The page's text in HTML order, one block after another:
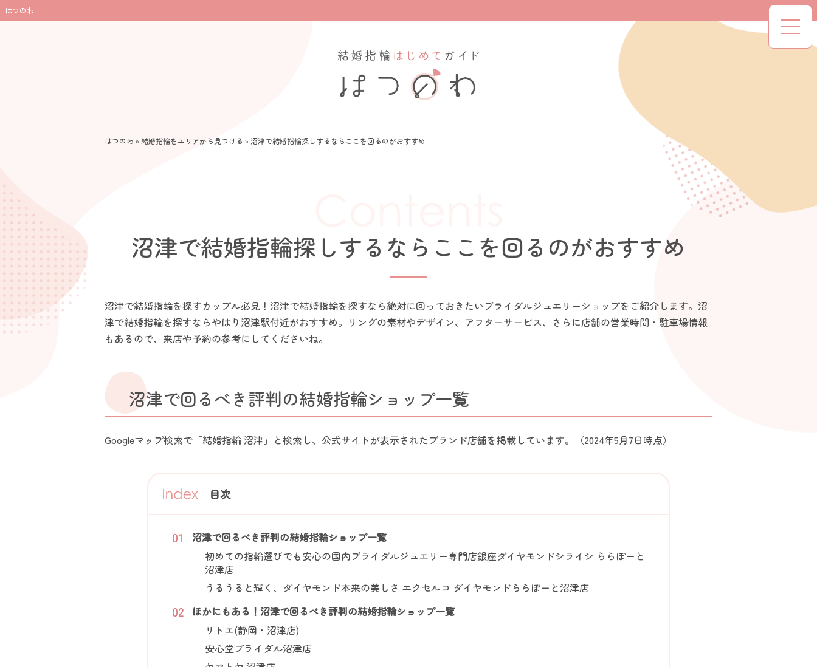
はつのわ
はつのわ »結婚指輪をエリアから見つける »沼津で結婚指輪探しするならここを回るのがおすすめ
沼津で結婚指輪探しするならここを回るのがおすすめ
沼津で結婚指輪を探すカップル必見！沼津で結婚指輪を探すなら絶対に回っておきたいブライダルジュエリーショップをご紹介します。沼
津で結婚指輪を探すならやはり沼津駅付近がおすすめ。リングの素材やデザイン、アフターサービス、さらに店舗の営業時間・駐車場情報
もあるので、来店や予約の参考にしてくださいね。
沼津で回るべき評判の結婚指輪ショップ一覧
Googleマップ検索で「結婚指輪 沼津」と検索し、公式サイトが表示されたブランド店舗を掲載しています。（2024年5月7日時点）
目次
沼津で回るべき評判の結婚指輪ショップ一覧
初めての指輪選びでも安心の国内ブライダルジュエリー専門店銀座ダイヤモンドシライシ ららぽーと
沼津店
うるうると輝く、ダイヤモンド本来の美しさ エクセルコ ダイヤモンドららぽーと沼津店
ほかにもある！沼津で回るべき評判の結婚指輪ショップ一覧
リトエ(静岡・沼津店)
安心堂ブライダル沼津店